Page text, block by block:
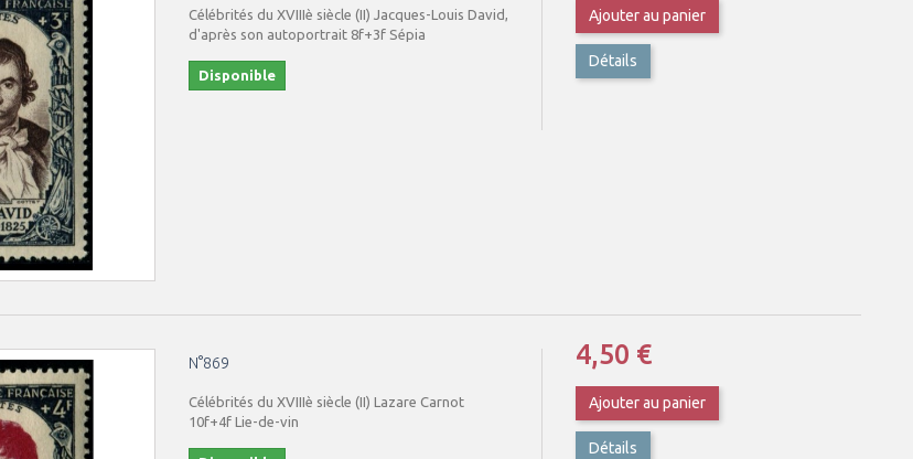
Célébrités du XVIIIè siècle (II) Jacques-Louis David,
d'après son autoportrait 8f+3f Sépia
Disponible
Ajouter au panier
Détails
N°869
Célébrités du XVIIIè siècle (II) Lazare Carnot
10f+4f Lie-de-vin
4,50 €
Ajouter au panier
Détails